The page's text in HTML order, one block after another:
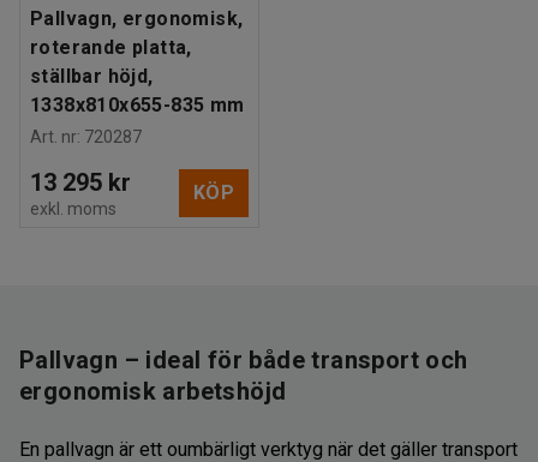
Pallvagn, ergonomisk,
roterande platta,
ställbar höjd,
1338x810x655-835 mm
Art. nr: 720287
13 295 kr
exkl. moms
KÖP
Pallvagn – ideal för både transport och
ergonomisk arbetshöjd
En pallvagn är ett oumbärligt verktyg när det gäller transport